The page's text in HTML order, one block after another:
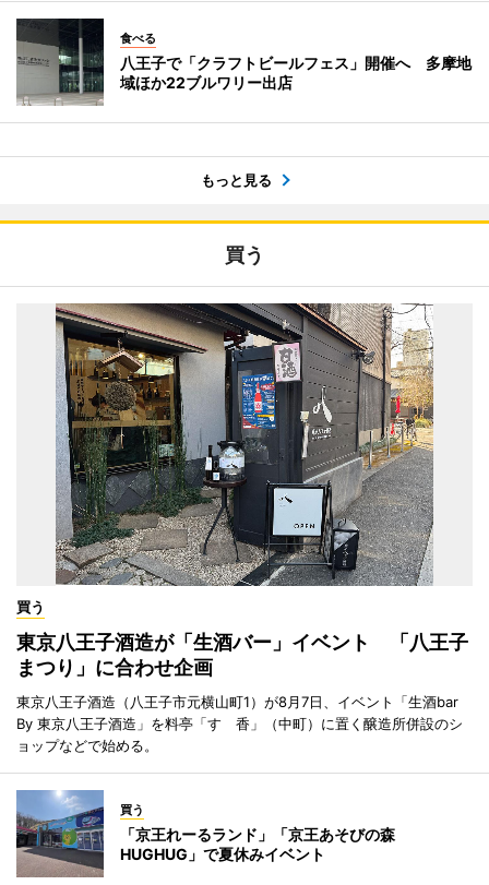
食べる
八王子で「クラフトビールフェス」開催へ 多摩地
域ほか22ブルワリー出店
もっと見る
買う
買う
東京八王子酒造が「生酒バー」イベント 「八王子
まつり」に合わせ企画
東京八王子酒造（八王子市元横山町1）が8月7日、イベント「生酒bar
By 東京八王子酒造」を料亭「すゞ香」（中町）に置く醸造所併設のシ
ョップなどで始める。
買う
「京王れーるランド」「京王あそびの森
HUGHUG」で夏休みイベント